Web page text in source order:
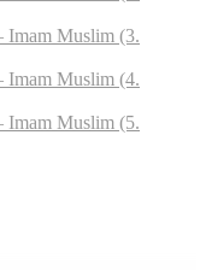
Muslim (3.
Muslim (4.
Muslim (5.